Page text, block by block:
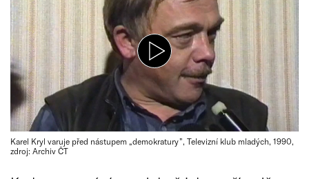
Karel Kryl varuje před nástupem „demokratury”, Televizní klub mladých, 1990,
zdroj: Archiv ČT